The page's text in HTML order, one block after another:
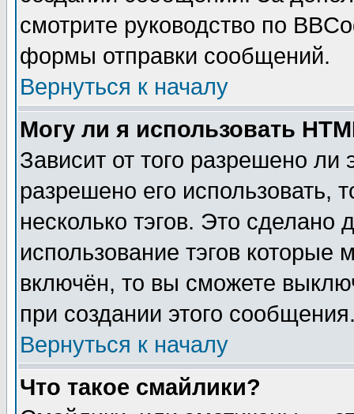
смотрите руководство по
формы отправки сообщений.
Вернуться к началу
Могу ли я использовать
Зависит от того разрешено
разрешено его использовать,
несколько тэгов. Это сделано
использование тэгов
включён, то вы сможете
при создании этого
Вернуться к началу
Что такое смайлики?